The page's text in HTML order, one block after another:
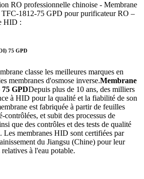
RO professionnelle chinoise - Membrane
TFC-1812-75 GPD pour purificateur RO –
HID :
75 GPD
classe les meilleures marques en
membranes d'osmose inverse.Membrane
75 GPDDepuis plus de 10 ans, des milliers
à HID pour la qualité et la fiabilité de son
est fabriquée à partir de feuilles
et subit des processus de
que des contrôles et des tests de qualité
Les membranes HID sont certifiées par
du Jiangsu (Chine) pour leur
à l'eau potable.